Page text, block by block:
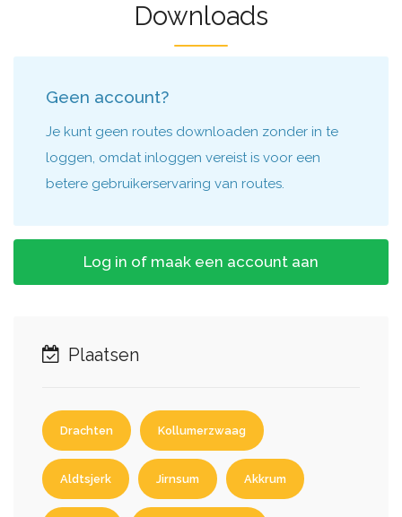
Downloads
Geen account?
Je kunt geen routes downloaden zonder in te
loggen, omdat inloggen vereist is voor een
betere gebruikerservaring van routes.
Log in of maak een account aan
Plaatsen
Drachten Kollumerzwaag
Aldtsjerk Jirnsum Akkrum